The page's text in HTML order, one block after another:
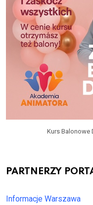
Kurs Balonowe
PARTNERZY
Informacje Warszawa